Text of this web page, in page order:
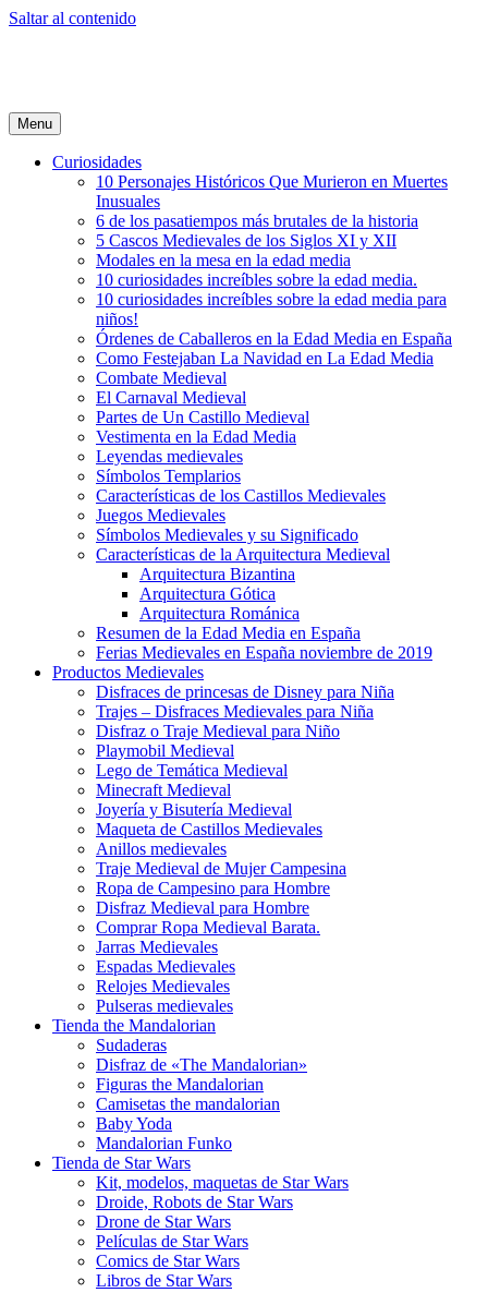
Saltar al contenido
Menu
Curiosidades
10 Personajes Históricos Que Murieron en Muertes
Inusuales
6 de los pasatiempos más brutales de la historia
5 Cascos Medievales de los Siglos XI y XII
Modales en la mesa en la edad media
10 curiosidades increíbles sobre la edad media.
10 curiosidades increíbles sobre la edad media para
niños!
Órdenes de Caballeros en la Edad Media en España
Como Festejaban La Navidad en La Edad Media
Combate Medieval
El Carnaval Medieval
Partes de Un Castillo Medieval
Vestimenta en la Edad Media
Leyendas medievales
Símbolos Templarios
Características de los Castillos Medievales
Juegos Medievales
Símbolos Medievales y su Significado
Características de la Arquitectura Medieval
Arquitectura Bizantina
Arquitectura Gótica
Arquitectura Románica
Resumen de la Edad Media en España
Ferias Medievales en España noviembre de 2019
Productos Medievales
Disfraces de princesas de Disney para Niña
Trajes – Disfraces Medievales para Niña
Disfraz o Traje Medieval para Niño
Playmobil Medieval
Lego de Temática Medieval
Minecraft Medieval
Joyería y Bisutería Medieval
Maqueta de Castillos Medievales
Anillos medievales
Traje Medieval de Mujer Campesina
Ropa de Campesino para Hombre
Disfraz Medieval para Hombre
Comprar Ropa Medieval Barata.
Jarras Medievales
Espadas Medievales
Relojes Medievales
Pulseras medievales
Tienda the Mandalorian
Sudaderas
Disfraz de «The Mandalorian»
Figuras the Mandalorian
Camisetas the mandalorian
Baby Yoda
Mandalorian Funko
Tienda de Star Wars
Kit, modelos, maquetas de Star Wars
Droide, Robots de Star Wars
Drone de Star Wars
Películas de Star Wars
Comics de Star Wars
Libros de Star Wars